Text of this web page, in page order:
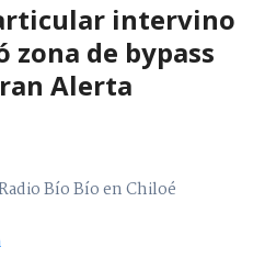
intervino
zona de bypass
Alerta
Bío Bío en Chiloé